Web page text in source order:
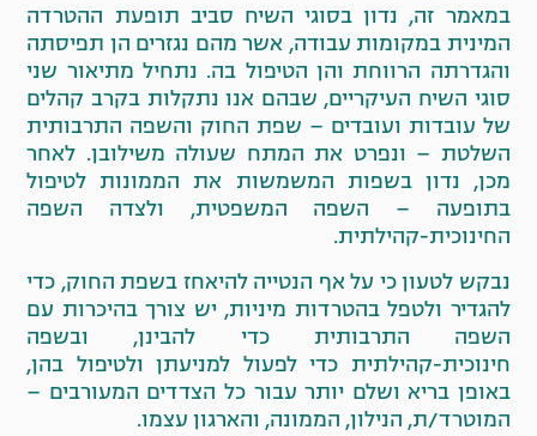
במאמר זה, נדון בסוגי השיח סביב תופעת ההטרדה
המינית במקומות עבודה, אשר מהם נגזרים הן תפיסתה
והגדרתה הרווחת והן הטיפול בה. נתחיל מתיאור שני
סוגי השיח העיקריים, שבהם אנו נתקלות בקרב קהלים
של עובדות ועובדים – שפת החוק והשפה התרבותית
השלטת – ונפרט את המתח שעולה משילובן. לאחר
מכן, נדון בשפות המשמשות את הממונות לטיפול
בתופעה – השפה המשפטית, ולצדה השפה
החינוכית-קהילתית.
נבקש לטעון כי על אף הנטייה להיאחז בשפת החוק, כדי
להגדיר ולטפל בהטרדות מיניות, יש צורך בהיכרות עם
השפה התרבותית כדי להבינן, ובשפה
חינוכית-קהילתית כדי לפעול למניעתן ולטיפול בהן,
באופן בריא ושלם יותר עבור כל הצדדים המעורבים –
המוטרד/ת, הנילון, הממונה, והארגון עצמו.